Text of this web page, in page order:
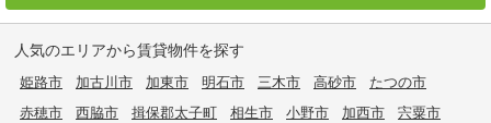
人気のエリアから賃貸物件を探す
姫路市 加古川市 加東市 明石市 三木市 高砂市
たつの市
赤穂市
西脇市 揖保郡太子町 相生市 小野市 加西市
宍粟市